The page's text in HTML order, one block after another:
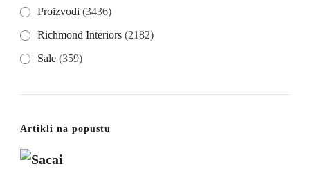
Proizvodi (3436)
Richmond Interiors (2182)
Sale (359)
Artikli na popustu